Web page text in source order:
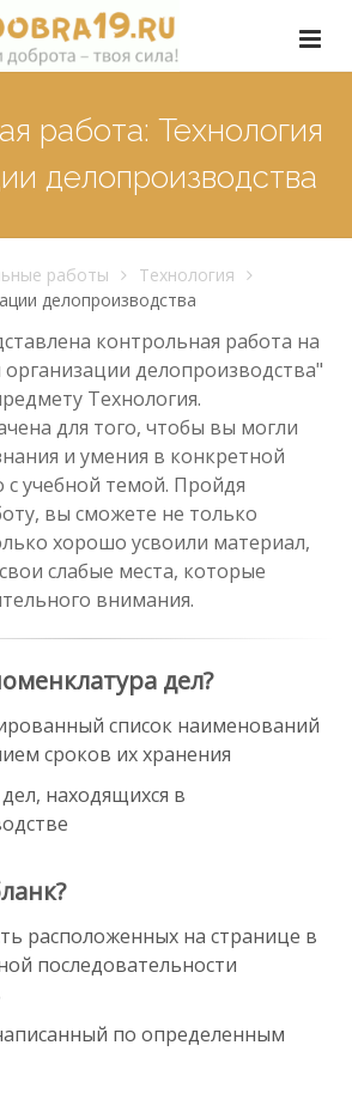
работа: Технология
делопроизводства
работы
Технология
делопроизводства
контрольная работа на
организации делопроизводства"
Технология.
для того, чтобы вы могли
и умения в конкретной
с учебной темой. Пройдя
вы сможете не только
хорошо усвоили материал,
слабые места, которые
внимания.
дел?
список наименований
сроков их хранения
находящихся в
расположенных на странице в
последовательности
по определенным